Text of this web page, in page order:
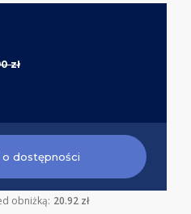
zł
dostępności
obniżką: 20.92 zł